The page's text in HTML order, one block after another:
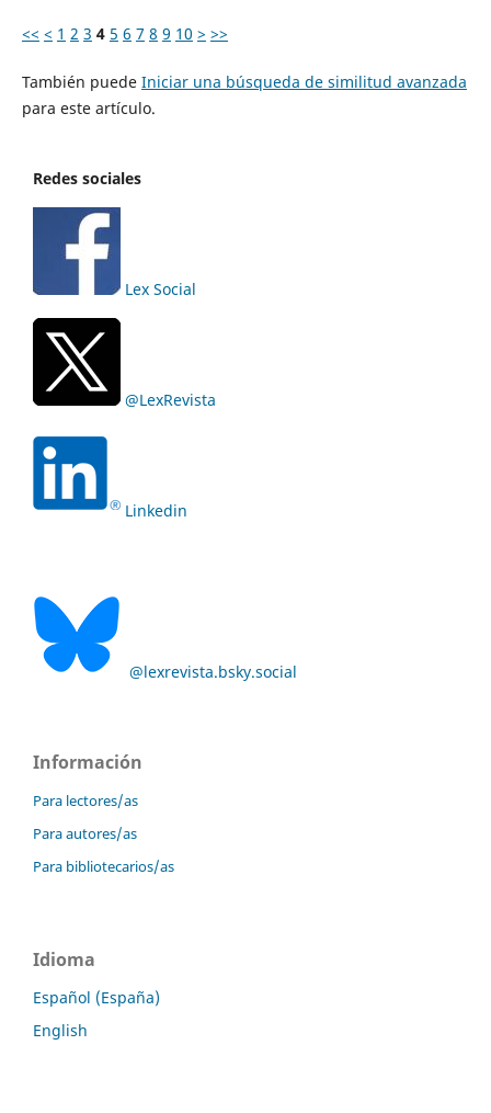
<< < 1 2 3 4 5 6 7 8 9 10 > >>
También puede Iniciar una búsqueda de similitud avanzada
para este artículo.
Redes sociales
Lex Social
@LexRevista
Linkedin
@lexrevista.bsky.social
Información
Para lectores/as
Para autores/as
Para bibliotecarios/as
Idioma
Español (España)
English